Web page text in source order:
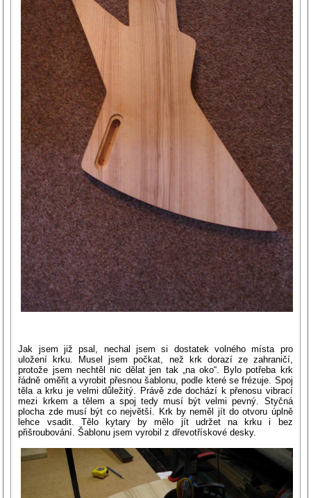
Jak jsem již psal, nechal jsem si dostatek volného místa pro
uložení krku. Musel jsem počkat, než krk dorazí ze zahraničí,
protože jsem nechtěl nic dělat jen tak „na oko“. Bylo potřeba krk
řádně oměřit a vyrobit přesnou šablonu, podle které se frézuje. Spoj
těla a krku je velmi důležitý. Právě zde dochází k přenosu vibrací
mezi krkem a tělem a spoj tedy musí být velmi pevný. Styčná
plocha zde musí být co největší. Krk by neměl jít do otvoru úplně
lehce vsadit. Tělo kytary by mělo jít udržet na krku i bez
přišroubování. Šablonu jsem vyrobil z dřevotřískové desky.